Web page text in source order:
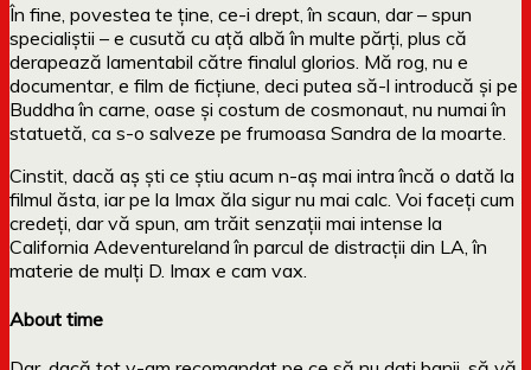
În fine, povestea te ține, ce-i drept, în scaun, dar – spun
specialiștii – e cusută cu ață albă în multe părți, plus că
derapează lamentabil către finalul glorios. Mă rog, nu e
documentar, e film de ficțiune, deci putea să-l introducă și pe
Buddha în carne, oase și costum de cosmonaut, nu numai în
statuetă, ca s-o salveze pe frumoasa Sandra de la moarte.
Cinstit, dacă aș ști ce știu acum n-aș mai intra încă o dată la
filmul ăsta, iar pe la Imax ăla sigur nu mai calc. Voi faceți cum
credeți, dar vă spun, am trăit senzații mai intense la
California Adeventureland în parcul de distracții din LA, în
materie de mulți D. Imax e cam vax.
About time